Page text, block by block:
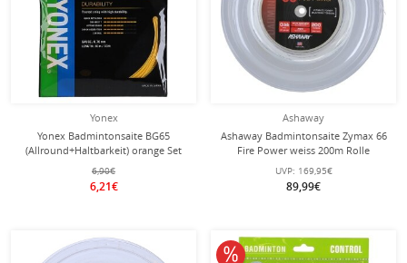
Yonex
Yonex Badmintonsaite BG65
(Allround+Haltbarkeit) orange Set
6,90€
6,21€
Ashaway
Ashaway Badmintonsaite Zymax 66
Fire Power weiss 200m Rolle
UVP: 169,95€
89,99€
10% reduziert